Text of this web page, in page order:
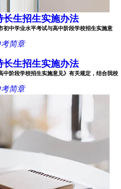
长生招生实施办法
初中学业水平考试与高中阶段学校招生实施意
简章
长生招生实施办法
中阶段学校招生实施意见》有关规定，结合我校
简章